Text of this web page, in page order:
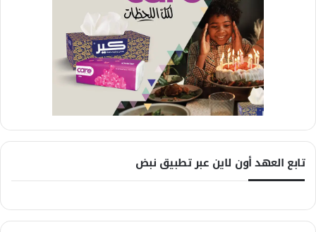
تابع العهد أون لاين عبر تطبيق نبض